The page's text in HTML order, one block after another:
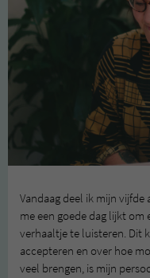
Vandaag deel ik mijn
me een goede dag lijkt om
verhaaltje te luisteren. Dit
accepteren en over hoe
veel brengen, is mijn